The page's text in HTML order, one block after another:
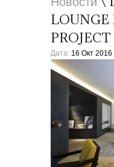
PROJECT
Дата: 16 Окт 2016